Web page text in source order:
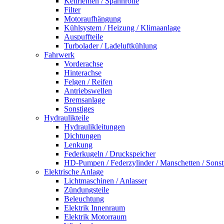
Filter
Motoraufhängung
Kühlsystem / Heizung / Klimaanlage
Auspuffteile
Turbolader / Ladeluftkühlung
Fahrwerk
Vorderachse
Hinterachse
Felgen / Reifen
Antriebswellen
Bremsanlage
Sonstiges
Hydraulikteile
Hydraulikleitungen
Dichtungen
Lenkung
Federkugeln / Druckspeicher
HD-Pumpen / Federzylinder / Manschetten /
Elektrische Anlage
Lichtmaschinen / Anlasser
Zündungsteile
Beleuchtung
Elektrik Innenraum
Elektrik Motorraum